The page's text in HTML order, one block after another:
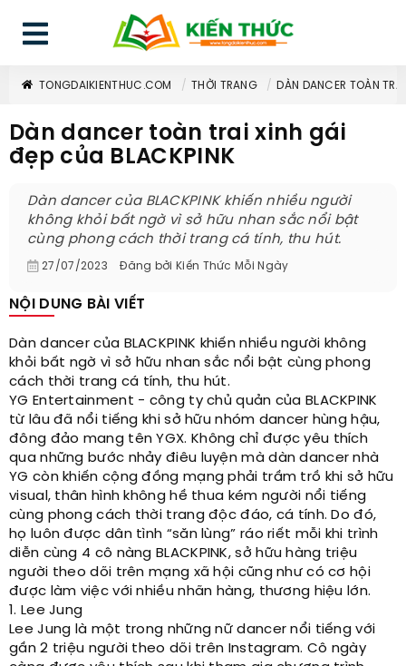
TONGDAIKIENTHUC.COM THỜI TRANG DÀN DANCER TOÀN
Dàn dancer toàn trai xinh gái
đẹp của BLACKPINK
Dàn dancer của BLACKPINK khiến nhiều người
không khỏi bất ngờ vì sở hữu nhan sắc nổi bật
cùng phong cách thời trang cá tính, thu hút.
27/07/2023 Đăng bởi Kiến Thức Mỗi Ngày
NỘI DUNG BÀI VIẾT
Dàn dancer của BLACKPINK khiến nhiều người không
khỏi bất ngờ vì sở hữu nhan sắc nổi bật cùng phong
cách thời trang cá tính, thu hút.
YG Entertainment - công ty chủ quản của BLACKPINK
từ lâu đã nổi tiếng khi sở hữu nhóm dancer hùng hậu,
đông đảo mang tên YGX. Không chỉ được yêu thích
qua những bước nhảy điêu luyện mà dàn dancer nhà
YG còn khiến cộng đồng mạng phải trầm trồ khi sở hữu
visual, thân hình không hề thua kém người nổi tiếng
cùng phong cách thời trang độc đáo, cá tính. Do đó,
họ luôn được dân tình “săn lùng” ráo riết mỗi khi trình
diễn cùng 4 cô nàng BLACKPINK, sở hữu hàng triệu
người theo dõi trên mạng xã hội cũng như có cơ hội
được làm việc với nhiều nhãn hàng, thương hiệu lớn.
1. Lee Jung
Lee Jung là một trong những nữ dancer nổi tiếng với
gần 2 triệu người theo dõi trên Instagram. Cô ngày